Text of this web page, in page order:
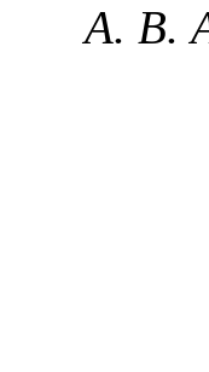
А. В.